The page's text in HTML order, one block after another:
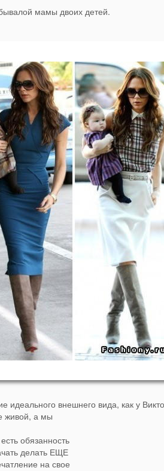
мамы двоих детей.
внешнего вида, как у
живой, а мы
обязанность
делать ЕЩЕ
на свое